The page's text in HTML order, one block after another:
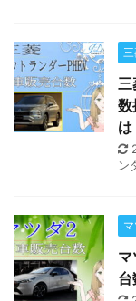
数
は
ン